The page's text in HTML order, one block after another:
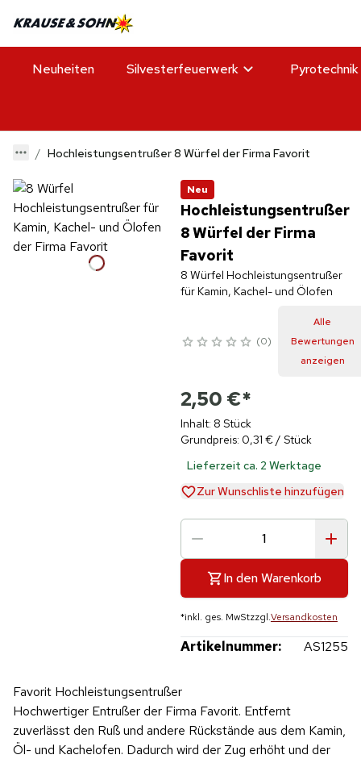
Neuheiten Silvesterfeuerwerk Pyrotechnik
Hochleistungsentrußer 8 Würfel der Firma Favorit
Neu
Hochleistungsentrußer
8 Würfel der Firma
Favorit
8 Würfel Hochleistungsentrußer
für Kamin, Kachel- und Ölofen
0
Alle
Bewertungen
anzeigen
2,50 €*
Inhalt: 8 Stück
Grundpreis: 0,31 € / Stück
Lieferzeit ca. 2 Werktage
Zur Wunschliste hinzufügen
In den Warenkorb
*inkl. ges. MwStzzgl.Versandkosten
Artikelnummer: AS1255
Favorit Hochleistungsentrußer
Hochwertiger Entrußer der Firma Favorit. Entfernt
zuverlässt den Ruß und andere Rückstände aus dem Kamin,
Öl- und Kachelofen. Dadurch wird der Zug erhöht und der